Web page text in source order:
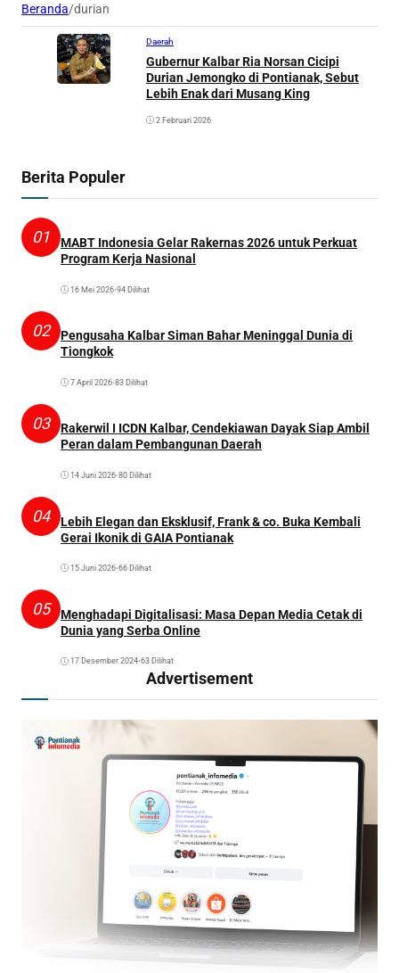
Beranda/durian
Daerah
Gubernur Kalbar Ria Norsan Cicipi
Durian Jemongko di Pontianak, Sebut
Lebih Enak dari Musang King
2 Februari 2026
Berita Populer
01
MABT Indonesia Gelar Rakernas 2026 untuk Perkuat
Program Kerja Nasional
16 Mei 2026•94 Dilihat
02
Pengusaha Kalbar Siman Bahar Meninggal Dunia di
Tiongkok
7 April 2026•83 Dilihat
03
Rakerwil I ICDN Kalbar, Cendekiawan Dayak Siap Ambil
Peran dalam Pembangunan Daerah
14 Juni 2026•80 Dilihat
04
Lebih Elegan dan Eksklusif, Frank & co. Buka Kembali
Gerai Ikonik di GAIA Pontianak
15 Juni 2026•66 Dilihat
05
Menghadapi Digitalisasi: Masa Depan Media Cetak di
Dunia yang Serba Online
17 Desember 2024•63 Dilihat
Advertisement